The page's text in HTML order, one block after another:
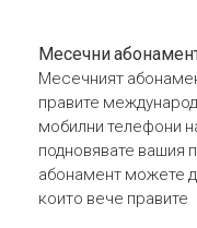
Месечни
Месечният
правите
мобилни телефони
подновявате вашия
абонамент можете
които вече правите